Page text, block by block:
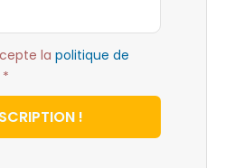
la politique de
*
!